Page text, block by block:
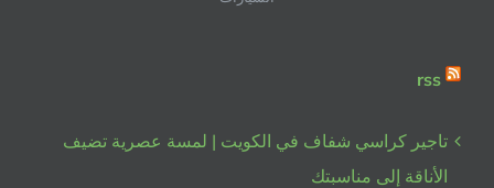
rss
تاجير كراسي شفاف في الكويت | لمسة عصرية تضيف
الأناقة إلى مناسبتك